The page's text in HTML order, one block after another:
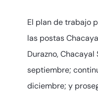
El plan de trabajo
las postas
Durazno, Chacayal
septiembre;
diciembre; y